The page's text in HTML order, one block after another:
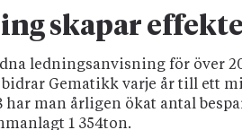
skapar
ledningsanvisning för över
bidrar Gematikk varje år till ett
har man årligen ökat antal
1 354ton.